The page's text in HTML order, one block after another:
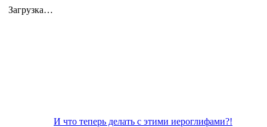
Загрузка…
И что теперь делать с этими иероглифами?!